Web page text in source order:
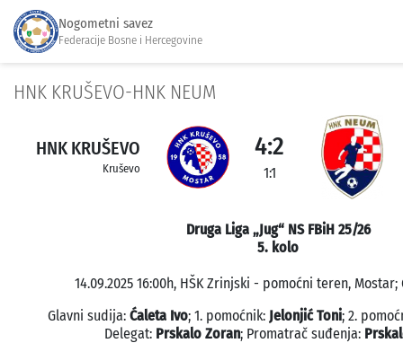
Nogometni savez
Federacije Bosne i Hercegovine
HNK KRUŠEVO-HNK NEUM
HNK KRUŠEVO
Kruševo
4:2
1:1
Druga Liga „Jug“ NS FBiH 25/26
5. kolo
14.09.2025 16:00h, HŠK Zrinjski - pomoćni teren, Mostar;
Glavni sudija: Ćaleta Ivo; 1. pomoćnik: Jelonjić Toni; 2.
Delegat: Prskalo Zoran; Promatrač suđenja: